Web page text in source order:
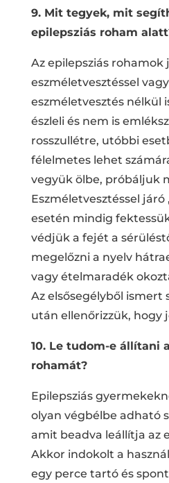
9. Mit tegyek, mit
epilepsziás roham
Az epilepsziás
eszméletvesztéssel
eszméletvesztés nélkül
észleli és nem is
rosszullétre, utóbbi
félelmetes lehet
vegyük ölbe, próbáljuk
Eszméletvesztéssel járó
esetén mindig
védjük a fejét a
megelőzni a nyelv
vagy ételmaradék
Az elsősegélyből ismert
után ellenőrizzük, hogy
10. Le tudom-e állítani
rohamát?
Epilepsziás
olyan végbélbe adható
amit beadva leállítja az
Akkor indokolt a
egy perce tartó és